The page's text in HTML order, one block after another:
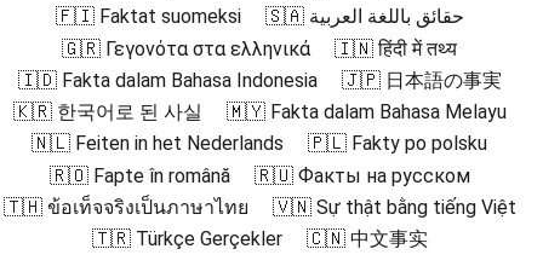
🇫🇮 Faktat suomeksi
🇸🇦 حقائق باللغة العربية
🇬🇷 Γεγονότα στα ελληνικά
🇮🇳 हिंदी में तथ्य
🇮🇩 Fakta dalam Bahasa Indonesia
🇯🇵 日本語の事実
🇰🇷 한국어로 된 사실
🇲🇾 Fakta dalam Bahasa Melayu
🇳🇱 Feiten in het Nederlands
🇵🇱 Fakty po polsku
🇷🇴 Fapte în română
🇷🇺 Факты на русском
🇹🇭 ข้อเท็จจริงเป็นภาษาไทย
🇻🇳 Sự thật bằng tiếng Việt
🇹🇷 Türkçe Gerçekler
🇨🇳 中文事实